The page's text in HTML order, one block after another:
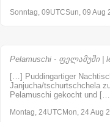
Sonntag, 09UTCSun, 09 Aug
Pelamuschi - ფელამუში |
[…] Puddingartiger
Janjucha/tschurtschchela
Pelamuschi gekocht und
Montag, 24UTCMon, 24 Aug